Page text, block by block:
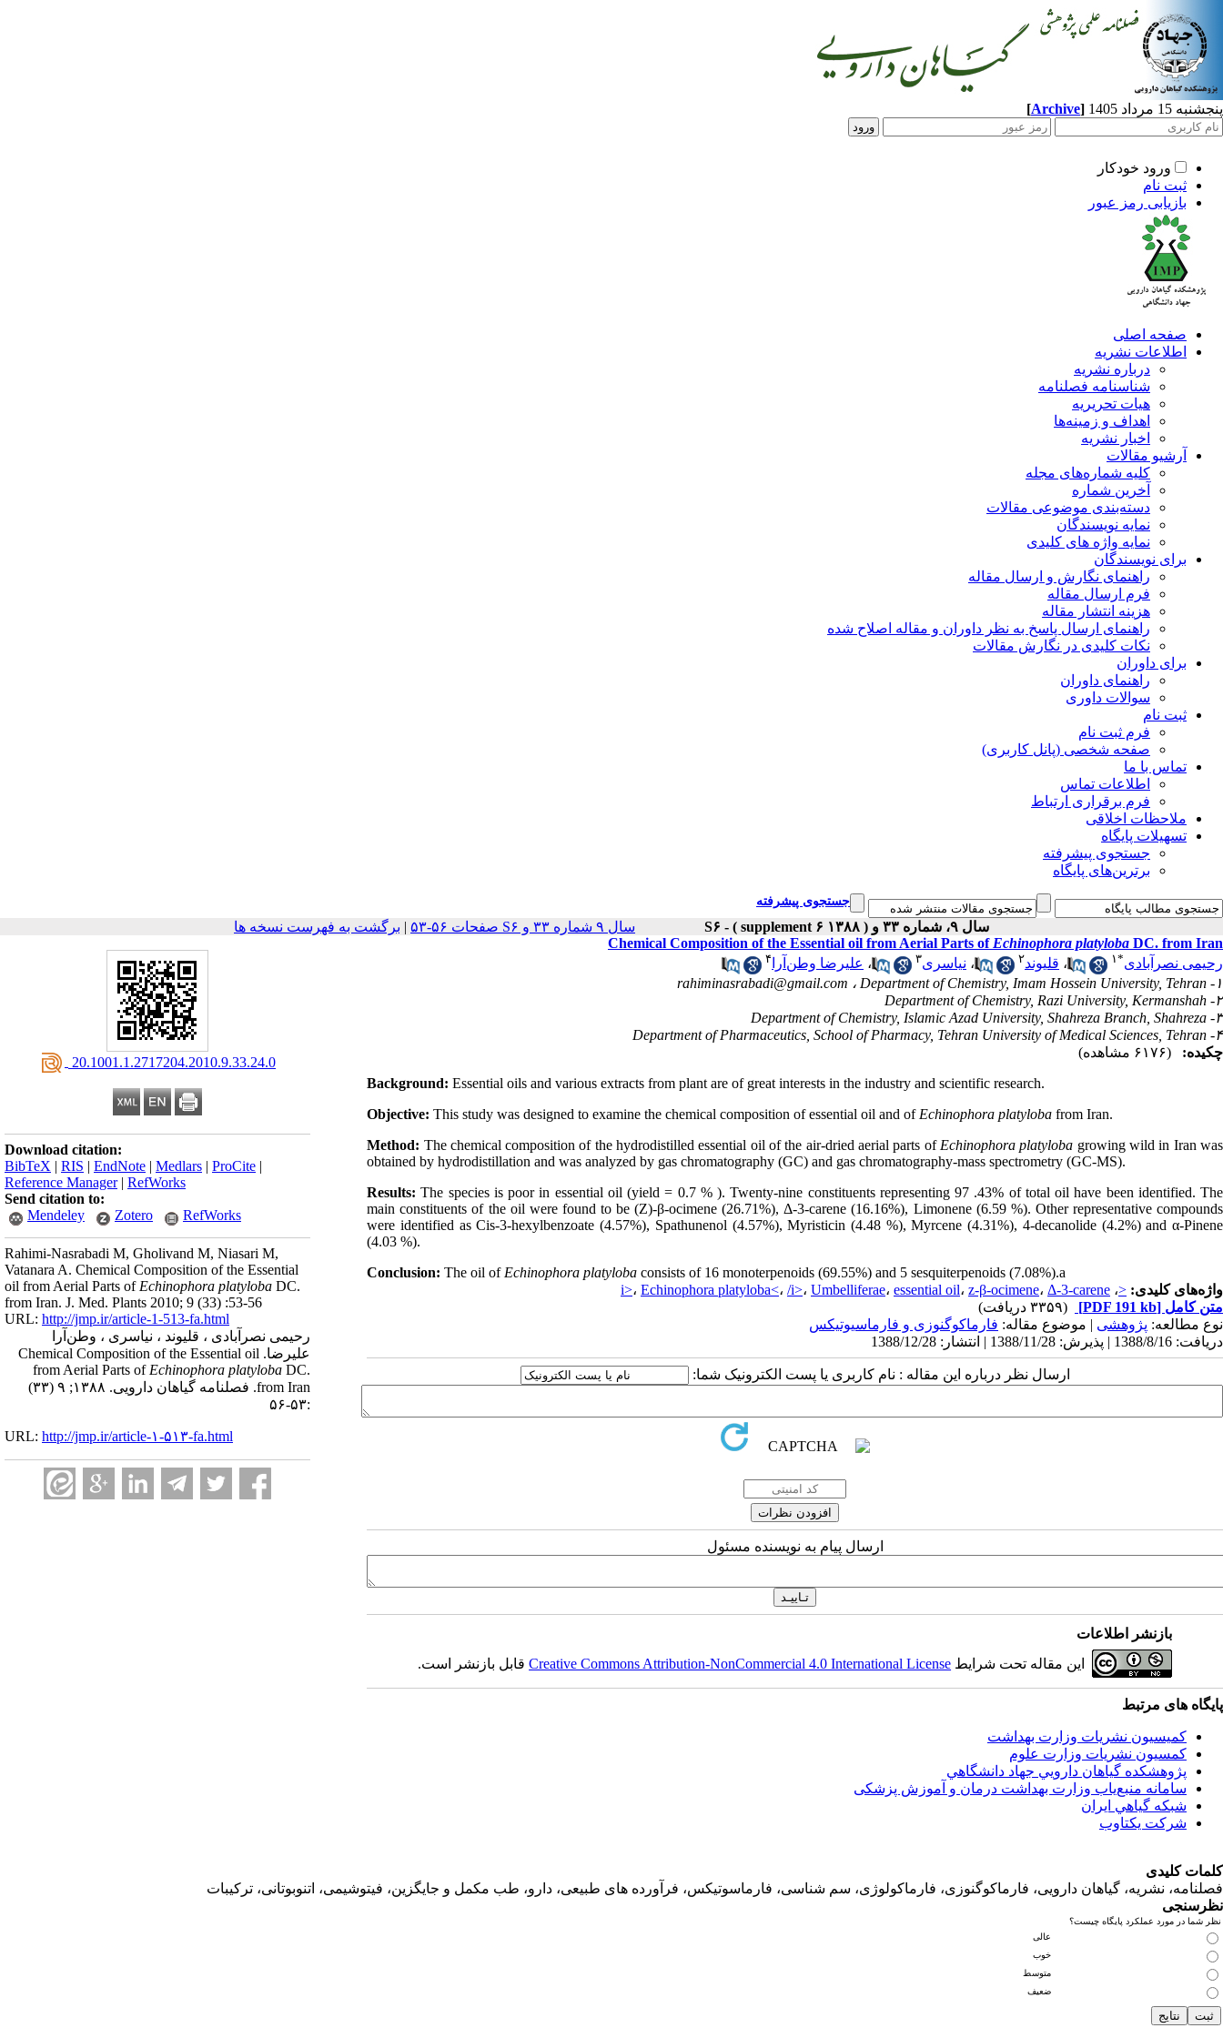
پنجشنبه 15 مرداد 1405 [Archive]
ورود خودکار
ثبت نام
بازیابی رمز عبور
صفحه اصلی
اطلاعات نشریه
درباره نشریه
شناسنامه فصلنامه
هیات تحریریه
اهداف و زمینه‌ها
اخبار نشریه
آرشیو مقالات
کلیه شماره‌های مجله
آخرین شماره
دسته‌بندی موضوعی مقالات
نمایه نویسندگان
نمایه واژه های کلیدی
برای نویسندگان
راهنمای نگارش و ارسال مقاله
فرم ارسال مقاله
هزینه انتشار مقاله
راهنمای ارسال پاسخ به نظر داوران و مقاله اصلاح شده
نکات کلیدی در نگارش مقالات
برای داوران
راهنمای داوران
سوالات داوری
ثبت نام
فرم ثبت نام
صفحه شخصی (پانل کاربری)
تماس با ما
اطلاعات تماس
فرم برقراری ارتباط
ملاحظات اخلاقی
تسهیلات پایگاه
جستجوی پیشرفته
برترین‌های پایگاه
جستجوی پیشرفته
سال ۹، شماره ۳۳ و S۶ - ( supplement ۶ ۱۳۸۸ ) سال ۹ شماره ۳۳ و S۶ صفحات ۵۶-۵۳ | برگشت به فهرست نسخه ها
‎ 20.1001.1.2717204.2010.9.33.24.0
Download citation:
BibTeX | RIS | EndNote | Medlars | ProCite |
Reference Manager| RefWorks
Send citation to:
Mendeley
Zotero RefWorks
Rahimi-Nasrabadi M, Gholivand M, Niasari M,
Vatanara A. Chemical Composition of the Essential
oil from Aerial Parts of Echinophora platyloba DC.
from Iran. J. Med. Plants 2010; 9 (33) :53-56
URL: http://jmp.ir/article-1-513-fa.html
رحیمی نصرآبادی ، قلیوند ، نیاسری ، وطن‌آرا
علیرضا. Chemical Composition of the Essential oil
from Aerial Parts of Echinophora platyloba DC.
from Iran. فصلنامه گياهان دارویی. ۱۳۸۸; ۹ (۳۳)
:۵۳-۵۶
URL: http://jmp.ir/article-۱-۵۱۳-fa.html
Chemical Composition of the Essential oil from Aerial Parts of Echinophora platyloba DC. from Iran
رحیمی نصرآبادی*۱ ، قلیوند۲ ، نیاسری۳ ، علیرضا وطن‌آرا ۴
۱- Department of Chemistry, Imam Hossein University, Tehran ،
rahiminasrabadi@gmail.com
۲- Department of Chemistry, Razi University, Kermanshah
۳- Department of Chemistry, Islamic Azad University, Shahreza Branch, Shahreza
۴- Department of Pharmaceutics, School of Pharmacy, Tehran University of Medical Sciences, Tehran
چکیده:
(۶۱۷۶ مشاهده)
Background: Essential oils and various extracts from plant are of great interests in the industry and scientific research.
Objective: This study was designed to examine the chemical composition of essential oil and of Echinophora platylobafrom Iran.
Method: The chemical composition of the hydrodistilled essential oil of the air-dried aerial parts of Echinophora platyloba growing wild in Iran was
obtained by hydrodistillation and was analyzed by gas chromatography (GC) and gas chromatography-mass spectrometry (GC-MS).
Results: The species is poor in essential oil (yield = 0.7 % ). Twenty-nine constituents representing 97 .43% of total oil have been identified. The
main constituents of the oil were found to be (Z)-β-ocimene (26.71%), Δ-3-carene (16.16%), Limonene (6.59 %). Other representative compounds
were identified as Cis-3-hexylbenzoate (4.57%), Spathunenol (4.57%), Myristicin (4.48 %), Myrcene (4.31%), 4-decanolide (4.2%) and α-Pinene
(4.03 %).
Conclusion: The oil of Echinophora platyloba consists of 16 monoterpenoids (69.55%) and 5 sesquiterpenoids (7.08%).a
واژه‌های کلیدی: <، i>، Echinophora platyloba<، /i>، Umbelliferae، essential oil، z-β-ocimene، Δ-3-carene
متن کامل [PDF 191 kb]
(۳۳۵۹ دریافت)
نوع مطالعه: پژوهشی | موضوع مقاله: فارماكوگنوزی و فارماسيوتيكس
دریافت: 1388/8/16 | پذیرش: 1388/11/28 | انتشار: 1388/12/28
ارسال نظر درباره این مقاله : نام کاربری یا پست الکترونیک شما:
ارسال پیام به نویسنده مسئول
بازنشر اطلاعات
این مقاله تحت شرایط Creative Commons Attribution-NonCommercial 4.0 International Licenseقابل بازنشر است.
پایگاه های مرتبط
کمیسیون نشریات وزارت بهداشت
کمسیون نشریات وزارت علوم
پژوهشكده گياهان دارويي جهاد دانشگاهي
سامانه منبع‌ياب وزارت بهداشت درمان و آموزش پزشکی
شبكه گياهي ايران
شرکت یکتاوب
کلمات کلیدی
فصلنامه، نشریه، گیاهان دارویی، فارماکوگنوزی، فارماکولوژی، سم شناسی، فارماسوتیکس، فرآورده های طبیعی، دارو، طب مکمل و جایگزین، فیتوشیمی، اتنوبوتانی، ترکیبات
نظرسنجی
نظر شما در مورد عملکرد پایگاه چیست؟
عالی
خوب
متوسط
ضعیف